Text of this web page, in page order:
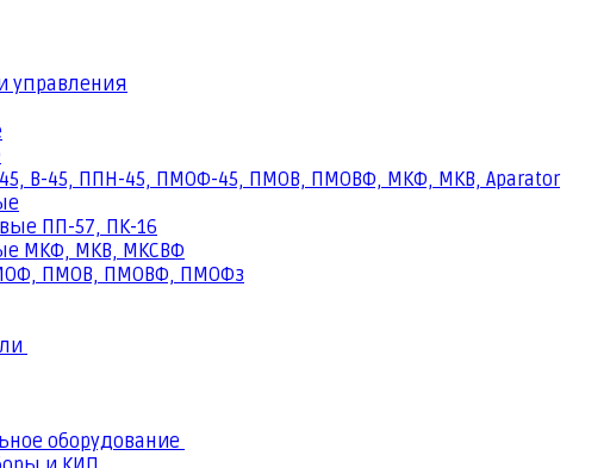
управления
В-45, ППН-45, ПМОФ-45, ПМОВ, ПМОВФ, МКФ, МКВ, Aparator
ПП-57, ПК-16
МКФ, МКВ, МКCВФ
ПМОВ, ПМОВФ, ПМОФз
оборудование